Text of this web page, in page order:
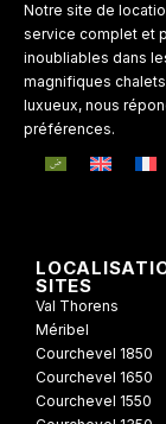
Notre site de
service complet et
inoubliables dans
magnifiques
luxueux, nous
préférences.
SITES
Val Thorens
Méribel
Courchevel 1850
Courchevel 1650
Courchevel 1550